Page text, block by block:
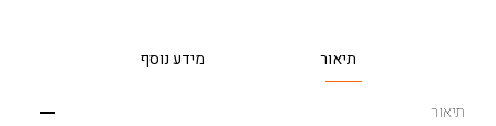
תיאור מידע נוסף
תיאור